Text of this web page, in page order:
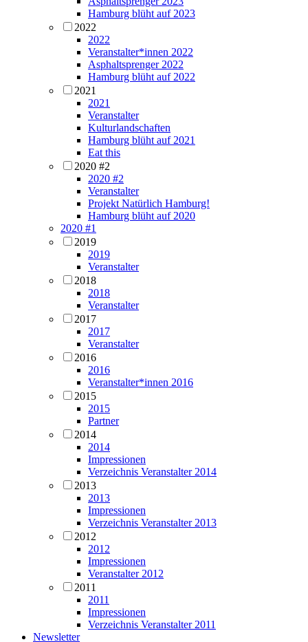
Hamburg blüht auf 2023
2022
2022
Veranstalter*innen 2022
Asphaltsprenger 2022
Hamburg blüht auf 2022
2021
2021
Veranstalter
Kulturlandschaften
Hamburg blüht auf 2021
Eat this
2020 #2
2020 #2
Veranstalter
Projekt Natürlich Hamburg!
Hamburg blüht auf 2020
2020 #1
2019
2019
Veranstalter
2018
2018
Veranstalter
2017
2017
Veranstalter
2016
2016
Veranstalter*innen 2016
2015
2015
Partner
2014
2014
Impressionen
Verzeichnis Veranstalter 2014
2013
2013
Impressionen
Verzeichnis Veranstalter 2013
2012
2012
Impressionen
Veranstalter 2012
2011
2011
Impressionen
Verzeichnis Veranstalter 2011
Newsletter